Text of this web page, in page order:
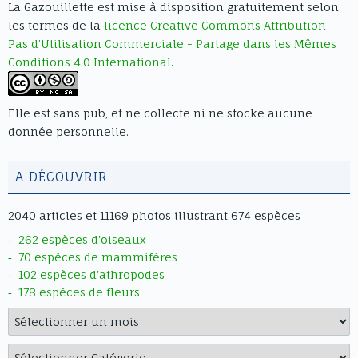
span").forEach(span => { if
(span.innerText.includes("Goto First
Page")) span.innerText = "Aller au
début"; if
(span.innerText.includes("Goto Last
Page")) span.innerText = "Aller à la
fin"; if (span.innerText.includes("Turn
on/off Sound")) span.innerText = "Son
(span.innerText.includes("Single Page
Mode")) span.innerText = "Mode
simple page"; if
Page Mode")) span.innerText = "Mode
double page"; });
document.querySelectorAll(".df-
sidemenu-title div").forEach(el => {
//if
(el.innerText.includes("THUMBNAILS"))
La Gazouillette est mise à disposition gratuitement selon
les termes de la licence Creative Commons Attribution -
Pas d’Utilisation Commerciale - Partage dans les Mêmes
Conditions 4.0 International.
Elle est sans pub, et ne collecte ni ne stocke aucune
donnée personnelle.
A DÉCOUVRIR
2040 articles et 11169 photos illustrant 674 espèces
262 espèces d'oiseaux
70 espèces de mammifères
102 espèces d'athropodes
178 espèces de fleurs
Archives
Catégories